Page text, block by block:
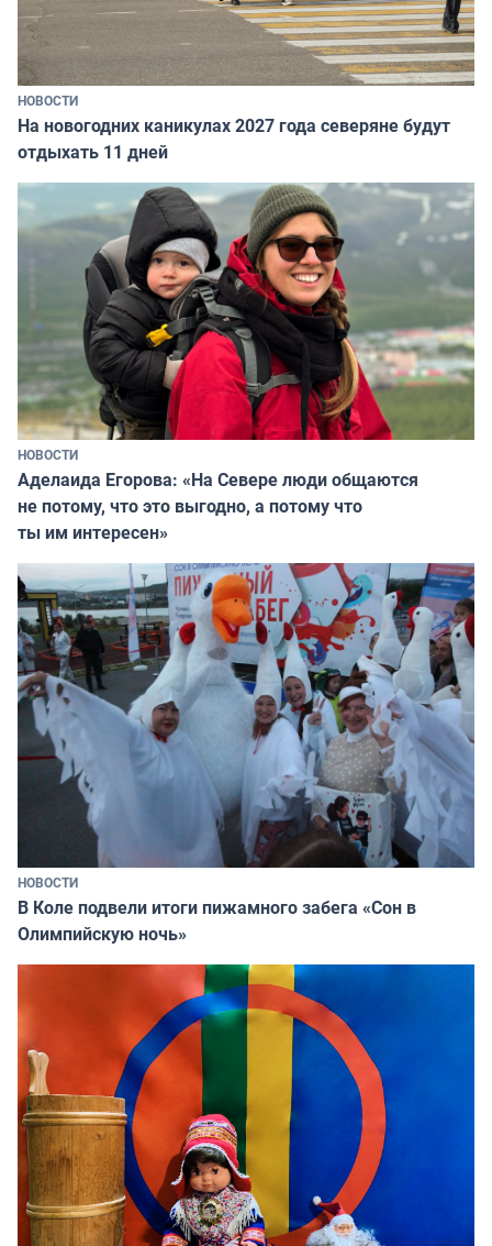
НОВОСТИ
На новогодних каникулах 2027 года северяне будут
отдыхать 11 дней
НОВОСТИ
Аделаида Егорова: «На Севере люди общаются
не потому, что это выгодно, а потому что
ты им интересен»
НОВОСТИ
В Коле подвели итоги пижамного забега «Сон в
Олимпийскую ночь»